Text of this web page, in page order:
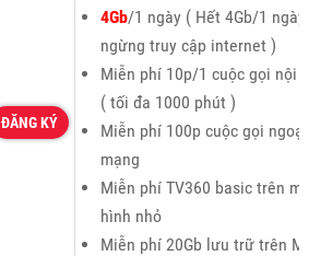
ĐĂNG KÝ
4Gb/1 ngày ( Hết 4Gb/1 ngày
ngừng truy cập internet )
Miễn phí 10p/1 cuộc gọi nội
( tối đa 1000 phút )
Miễn phí 100p cuộc gọi ngoại
mạng
Miễn phí TV360 basic trên
hình nhỏ
Miễn phí 20Gb lưu trữ trên